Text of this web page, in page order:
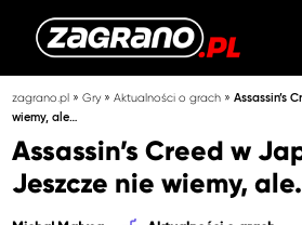
zagrano.pl »Gry»Aktualności o grach »Assassin’s
wiemy, ale…
Assassin’s Creed w
Jeszcze nie wiemy,